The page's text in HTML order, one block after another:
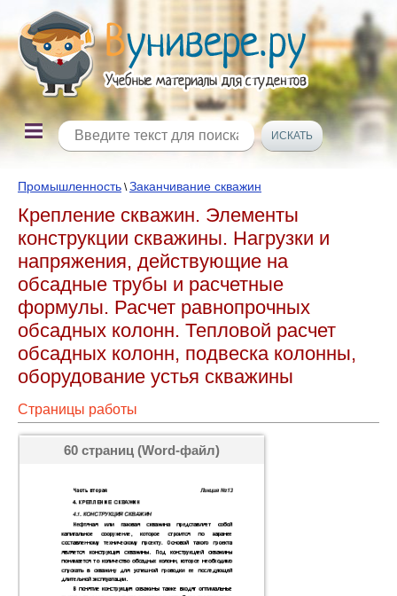
Промышленность \Заканчивание скважин
Крепление скважин. Элементы
конструкции скважины. Нагрузки и
напряжения, действующие на
обсадные трубы и расчетные
формулы. Расчет равнопрочных
обсадных колонн. Тепловой расчет
обсадных колонн, подвеска колонны,
оборудование устья скважины
Страницы работы
60 страниц (Word-файл)